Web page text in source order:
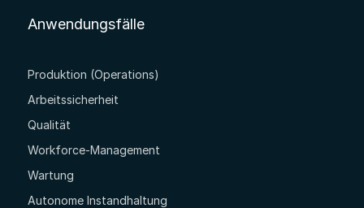
Anwendungsfälle
Produktion (Operations)
Arbeitssicherheit
Qualität
Workforce-Management
Wartung
Autonome Instandhaltung